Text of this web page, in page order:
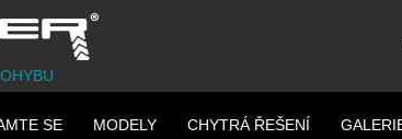
SE MODELY CHYTRÁ ŘEŠENÍ